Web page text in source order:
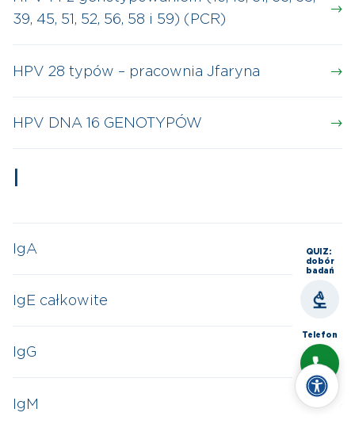
39, 45, 51, 52, 56, 58 i 59) (PCR)
HPV 28 typów – pracownia Jfaryna
HPV DNA 16 GENOTYPÓW
IgA
IgE całkowite
IgG
IgM
QUIZ:
dobór
badań
Telefon
Czat